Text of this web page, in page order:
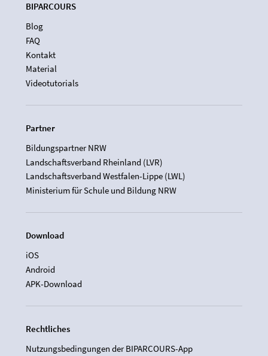
BIPARCOURS
Blog
FAQ
Kontakt
Material
Videotutorials
Partner
Bildungspartner NRW
Landschaftsverband Rheinland (LVR)
Landschaftsverband Westfalen-Lippe (LWL)
Ministerium für Schule und Bildung NRW
Download
iOS
Android
APK-Download
Rechtliches
Nutzungsbedingungen der BIPARCOURS-App